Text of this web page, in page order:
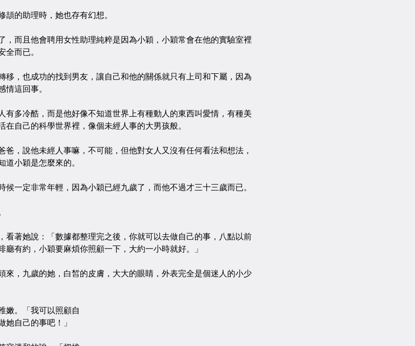
的助理時，她也存有幻想。
而且他會聘用女性助理純粹是因為小穎，小穎常會在他的實驗室裡
全而已。
，也成功的找到男友，讓自己和他的關係就只有上司和下屬，因為
情這回事。
多冷酷，而是他好像不知道世界上有種動人的東西叫愛情，有種美
在自己的科學世界裡，像個未經人事的大男孩般。
，說他未經人事嘛，不可能，但他對女人又沒有任何看法和想法，
道小穎是怎麼來的。
一定非常年輕，因為小穎已經九歲了，而他不過才三十三歲而已。
著她說：「數據都整理完之後，你就可以去做自己的事，八點以前
廳有約，小穎要麻煩你照顧一下，大約一小時就好。」
，九歲的她，白皙的皮膚，大大的眼睛，外表完全是個迷人的小少
。「我可以照顧自
她自己的事吧！」